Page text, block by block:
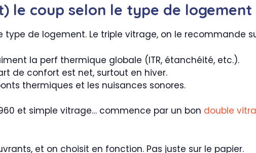
le coup selon le type de logement
type de logement. Le triple vitrage, on le recommande
la perf thermique globale (ITR, étanchéité, etc.).
de confort est net, surtout en hiver.
thermiques et les nuisances sonores.
et simple vitrage… commence par un bon double
et on choisit en fonction. Pas juste sur le papier.